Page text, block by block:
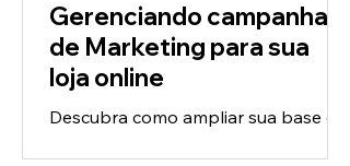
Gerenciando campanhas
de Marketing para sua
loja online
Descubra como ampliar sua base de